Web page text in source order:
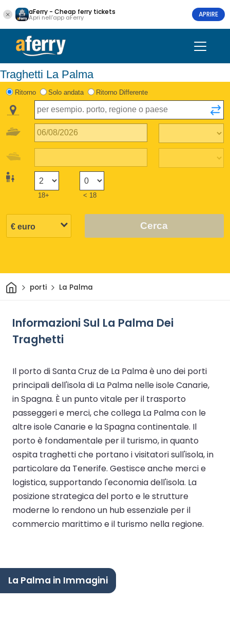
aFerry - Cheap ferry tickets
Apri nell'app aFerry APRIRE
Traghetti La Palma
Ritorno Solo andata Ritorno Differente
18+ < 18
Cerca
Casaporti La Palma
Informazioni Sul La Palma Dei
Traghetti
Il porto di Santa Cruz de La Palma è uno dei porti
principali dell'isola di La Palma nelle isole Canarie,
in Spagna. È un punto vitale per il trasporto
passeggeri e merci, che collega La Palma con le
altre isole Canarie e la Spagna continentale. Il
porto è fondamentale per il turismo, in quanto
ospita traghetti che portano i visitatori sull'isola, in
particolare da Tenerife. Gestisce anche merci e
logistica, supportando l'economia dell'isola. La
posizione strategica del porto e le strutture
moderne lo rendono un hub essenziale per il
commercio marittimo e il turismo nella regione.
La Palma in Immagini